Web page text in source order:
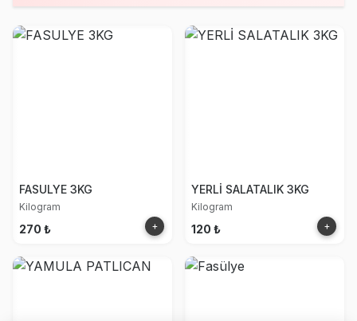
FASULYE 3KG
Kilogram
270 ₺ +
YERLİ SALATALIK 3KG
Kilogram
120 ₺ +